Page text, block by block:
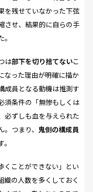
を残せていなかった下弦
させ、結果的に自らの手
は部下を切り捨てないこ
なった理由が明確に描か
成員となる動機は推測す
須条件の「無惨もしくは
必ずしも血を与えられた
つまり、 鬼側の構成員
くことができない」とい
織の人数を多くしておく